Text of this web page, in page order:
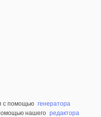
с помощью генератора
нашего редактора